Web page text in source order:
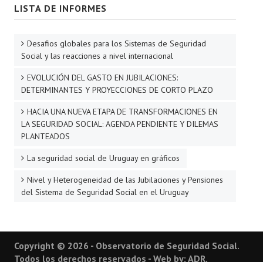
LISTA DE INFORMES
Desafios globales para los Sistemas de Seguridad
Social y las reacciones a nivel internacional
EVOLUCIÓN DEL GASTO EN JUBILACIONES:
DETERMINANTES Y PROYECCIONES DE CORTO PLAZO
HACIA UNA NUEVA ETAPA DE TRANSFORMACIONES EN
LA SEGURIDAD SOCIAL: AGENDA PENDIENTE Y DILEMAS
PLANTEADOS
La seguridad social de Uruguay en gráficos
Nivel y Heterogeneidad de las Jubilaciones y Pensiones
del Sistema de Seguridad Social en el Uruguay
Copyright © 2026 - Observatorio de Seguridad Social.
Todos los derechos reservados - Web by: ADR.